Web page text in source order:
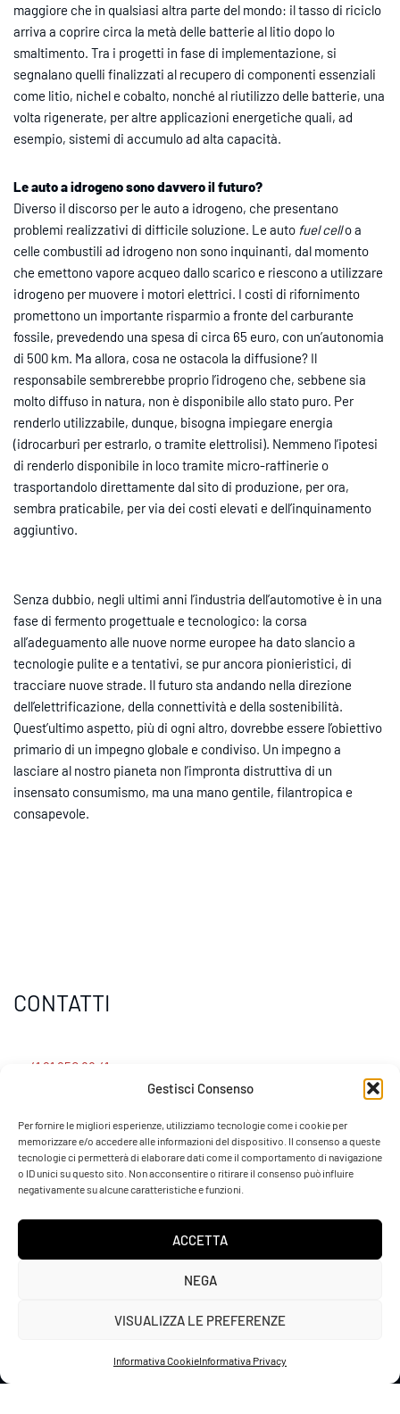
Gestisci Consenso
Per fornire le migliori esperienze, utilizziamo tecnologie come i cookie per
memorizzare e/o accedere alle informazioni del dispositivo. Il consenso a queste
tecnologie ci permetterà di elaborare dati come il comportamento di navigazione
o ID unici su questo sito. Non acconsentire o ritirare il consenso può influire
negativamente su alcune caratteristiche e funzioni.
ACCETTA
NEGA
VISUALIZZA LE PREFERENZE
Informativa CookieInformativa Privacy
maggiore che in qualsiasi altra parte del mondo: il tasso di riciclo
arriva a coprire circa la metà delle batterie al litio dopo lo
smaltimento. Tra i progetti in fase di implementazione, si
segnalano quelli finalizzati al recupero di componenti essenziali
come litio, nichel e cobalto, nonché al riutilizzo delle batterie, una
volta rigenerate, per altre applicazioni energetiche quali, ad
esempio, sistemi di accumulo ad alta capacità.
Le auto a idrogeno sono davvero il futuro?
Diverso il discorso per le auto a idrogeno, che presentano
problemi realizzativi di difficile soluzione. Le auto fuel cello a
celle combustili ad idrogeno non sono inquinanti, dal momento
che emettono vapore acqueo dallo scarico e riescono a utilizzare
idrogeno per muovere i motori elettrici. I costi di rifornimento
promettono un importante risparmio a fronte del carburante
fossile, prevedendo una spesa di circa 65 euro, con un’autonomia
di 500 km. Ma allora, cosa ne ostacola la diffusione? Il
responsabile sembrerebbe proprio l’idrogeno che, sebbene sia
molto diffuso in natura, non è disponibile allo stato puro. Per
renderlo utilizzabile, dunque, bisogna impiegare energia
(idrocarburi per estrarlo, o tramite elettrolisi). Nemmeno l’ipotesi
di renderlo disponibile in loco tramite micro-raffinerie o
trasportandolo direttamente dal sito di produzione, per ora,
sembra praticabile, per via dei costi elevati e dell’inquinamento
aggiuntivo.
Senza dubbio, negli ultimi anni l’industria dell’automotive è in una
fase di fermento progettuale e tecnologico: la corsa
all’adeguamento alle nuove norme europee ha dato slancio a
tecnologie pulite e a tentativi, se pur ancora pionieristici, di
tracciare nuove strade. Il futuro sta andando nella direzione
dell’elettrificazione, della connettività e della sostenibilità.
Quest’ultimo aspetto, più di ogni altro, dovrebbe essere l’obiettivo
primario di un impegno globale e condiviso. Un impegno a
lasciare al nostro pianeta non l’impronta distruttiva di un
insensato consumismo, ma una mano gentile, filantropica e
consapevole.
CONTATTI
+41 91 950 88 41
Via Gaggiolo 27, 6855 Stabio (CH)
Via Gaggiolo 27, CH-6855 Stabio (Svizzera)